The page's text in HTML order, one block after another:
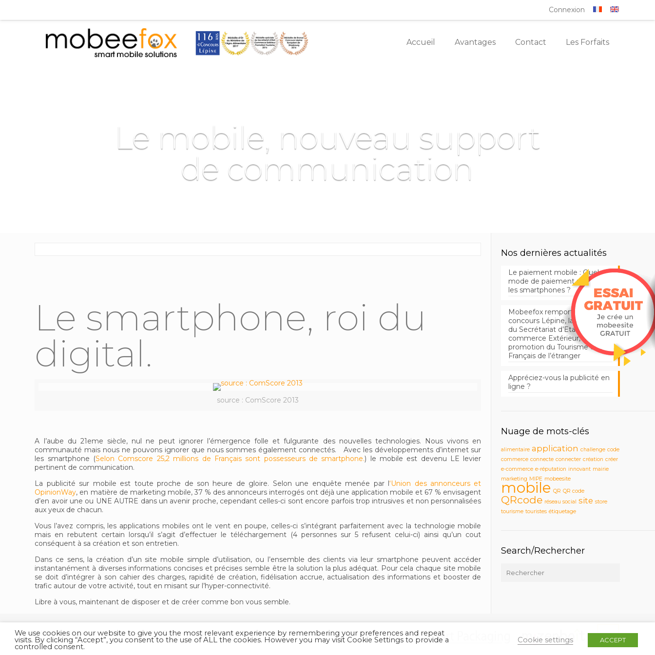
Connexion
Accueil Avantages Contact Les Forfaits
Le mobile, nouveau support
de communication
Le smartphone, roi du
digital.
source : ComScore 2013
A l’aube du 21eme siècle, nul ne peut ignorer l’émergence folle et fulgurante des nouvelles technologies. Nous vivons en
communauté mais nous ne pouvons ignorer que nous sommes également connectés. Avec les développements d’internet sur
les smartphone (Selon Comscore 25,2 millions de Français sont possesseurs de smartphone.) le mobile est devenu LE levier
pertinent de communication.
La publicité sur mobile est toute proche de son heure de gloire. Selon une enquête menée par l‘Union des annonceurs et
OpinionWay, en matière de marketing mobile, 37 % des annonceurs interrogés ont déjà une application mobile et 67 % envisagent
d’en avoir une ou UNE AUTRE dans un avenir proche, cependant celles-ci sont encore parfois trop intrusives et non personnalisées
aux yeux de chacun.
Vous l’avez compris, les applications mobiles ont le vent en poupe, celles-ci s’intégrant parfaitement avec la technologie mobile
mais en rebutent certain lorsqu’il s’agit d’effectuer le téléchargement (4 personnes sur 5 refusent celui-ci) ainsi qu’un cout
conséquent à sa création et son entretien.
Dans ce sens, la création d’un site mobile simple d’utilisation, ou l’ensemble des clients via leur smartphone peuvent accéder
instantanément à diverses informations concises et précises semble être la solution la plus adéquat. Pour cela chaque site mobile
se doit d’intégrer à son cahier des charges, rapidité de création, fidélisation accrue, actualisation des informations et booster de
trafic autour de votre activité, tout en misant sur l’hyper-connectivité.
Libre à vous, maintenant de disposer et de créer comme bon vous semble.
Nos dernières actualités
Le paiement mobile : Quel
mode de paiement utiliser sur
les smartphones ?
Mobeefox remporte au
concours Lépine, la médaille
du Secrétariat d’Etat du
commerce Extérieur, de la
promotion du Tourisme et des
Français de l’étranger
Appréciez-vous la publicité en
ligne ?
Nuage de mots-clés
alimentaire application challenge code
commerce connecte connecter création créer
e-commerce e-réputation innovant mairie
marketing MIPE mobeesite
mobile QR QR code
QRcode réseau social site store
tourisme touristes étiquetage
Search/Rechercher
Mentions légales•CGUV•Données Personnelles•F.A.Q•Derniers mobeesites
We use cookies on our website to give you the most relevant experience by remembering your preferences and repeat
visits. By clicking “Accept”, you consent to the use of ALL the cookies. However you may visit Cookie Settings to provide a
controlled consent.
Cookie settings ACCEPT